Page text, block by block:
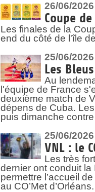
26/06/2026
Coupe
Les finales de la
end du côté de l'île
25/06/2026
Les
Au
l'équipe de France
deuxième match de
dépens de Cuba.
puis dimanche
25/06/2026
VNL : le
Les très
dernier ont conduit
permettre l’accueil
au CO’Met d’Orléans.